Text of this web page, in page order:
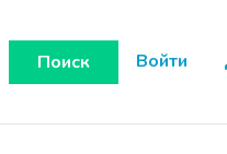
Поиск Войти